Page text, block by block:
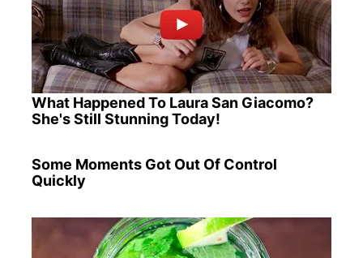
What Happened To Laura San Giacomo?
She's Still Stunning Today!
Some Moments Got Out Of Control
Quickly